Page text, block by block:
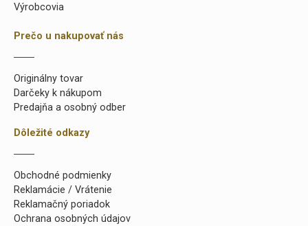
Výrobcovia
Prečo u nakupovať nás
Originálny tovar
Darčeky k nákupom
Predajňa a osobný odber
Dôležité odkazy
Obchodné podmienky
Reklamácie / Vrátenie
Reklamačný poriadok
Ochrana osobných údajov